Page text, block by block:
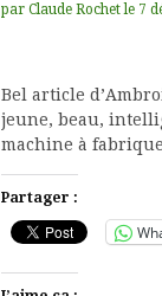
par Claude Rochet le 7
Bel article
jeune, beau,
machine à
Partager :